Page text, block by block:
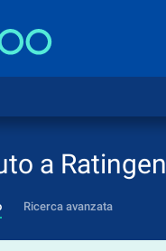
a Ratingen
Ricerca avanzata